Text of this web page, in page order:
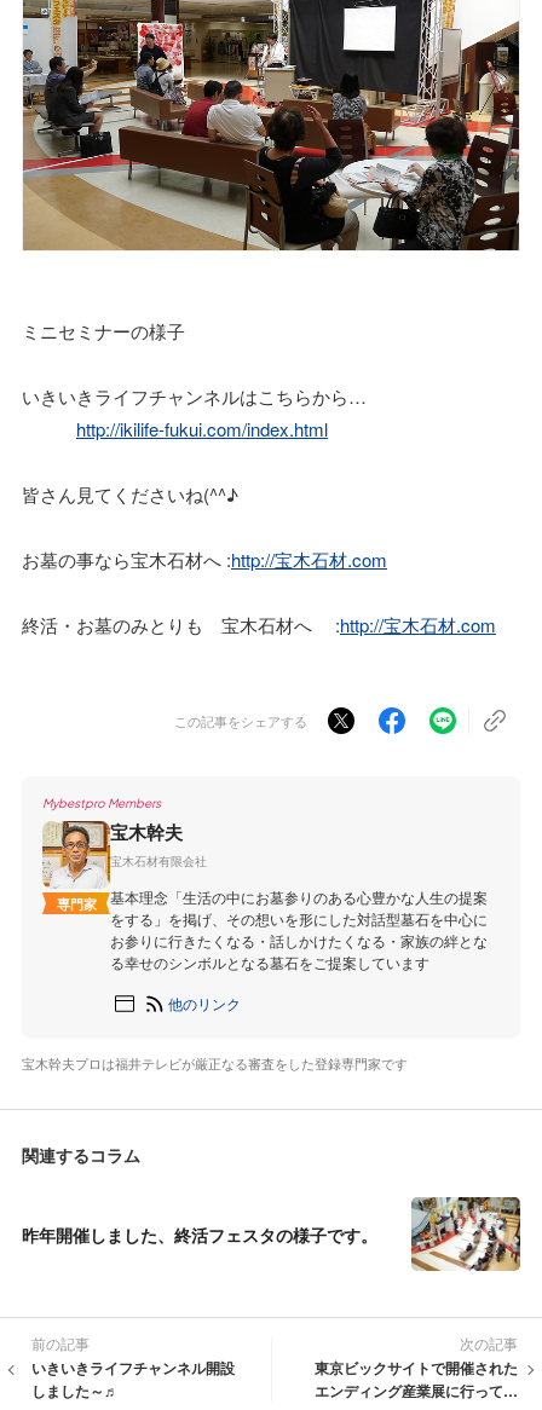
ミニセミナーの様子
いきいきライフチャンネルはこちらから…
http://ikilife-fukui.com/index.html
皆さん見てくださいね(^^♪
お墓の事なら宝木石材へ :http://宝木石材.com
終活・お墓のみとりも 宝木石材へ :http://宝木石材.com
この記事をシェアする
Mybestpro Members
専門家
宝木幹夫
宝木石材有限会社
基本理念「生活の中にお墓参りのある心豊かな人生の提案
をする」を掲げ、その想いを形にした対話型墓石を中心に
お参りに行きたくなる・話しかけたくなる・家族の絆とな
る幸せのシンボルとなる墓石をご提案しています
他のリンク
宝木幹夫プロは福井テレビが厳正なる審査をした登録専門家です
関連するコラム
昨年開催しました、終活フェスタの様子です。
前の記事
いきいきライフチャンネル開設
しました～♬
次の記事
東京ビックサイトで開催された
エンディング産業展に行ってき